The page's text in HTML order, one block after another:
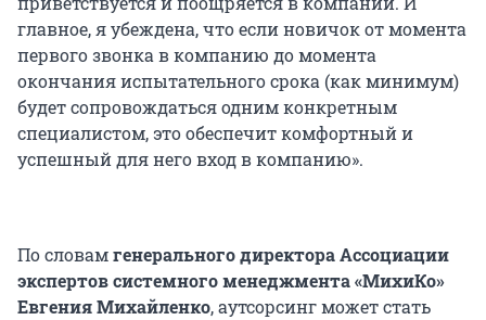
главное, я убеждена, что если новичок от момента
первого звонка в компанию до момента
окончания испытательного срока (как минимум)
будет сопровождаться одним конкретным
специалистом, это обеспечит комфортный и
успешный для него вход в компанию».
По словамгенерального директора Ассоциации
экспертов системного менеджмента «МихиКо»
Евгения Михайленко, аутсорсинг может стать